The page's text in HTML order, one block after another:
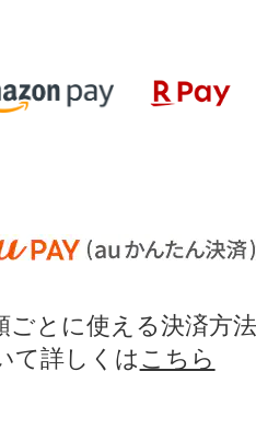
とに使える決済方
て詳しくは こちら